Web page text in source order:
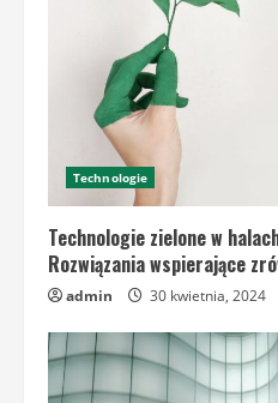
Technologie
Technologie zielone w
Rozwiązania wspierające
admin 30 kwietnia, 2024